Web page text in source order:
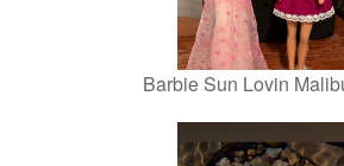
Barbie Sun Lovin